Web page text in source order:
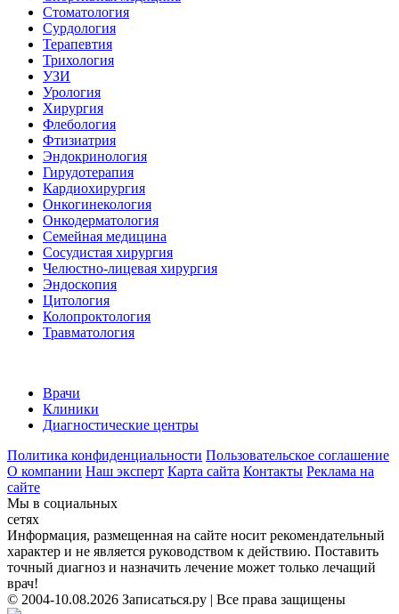
Стоматология
Сурдология
Терапевтия
Трихология
УЗИ
Урология
Хирургия
Флебология
Фтизиатрия
Эндокринология
Гирудотерапия
Кардиохирургия
Онкогинекология
Онкодерматология
Семейная медицина
Сосудистая хирургия
Челюстно-лицевая хирургия
Эндоскопия
Цитология
Колопроктология
Травматология
Врачи
Клиники
Диагностические центры
Политика конфиденциальности Пользовательское соглашение
О компании Наш эксперт Карта сайта Контакты Реклама на
сайте
Мы в социальных
сетях
Информация, размещенная на сайте носит рекомендательный
характер и не является руководством к действию. Поставить
точный диагноз и назначить лечение может только лечащий
врач!
© 2004-10.08.2026 Записаться.ру | Все права защищены